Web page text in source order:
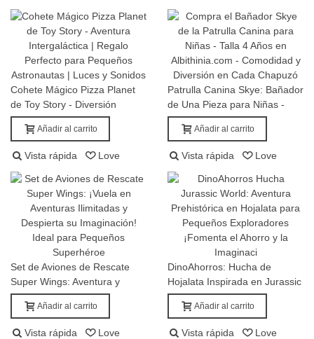
Añadir al carrito
Cohete Mágico Pizza Planet
de Toy Story - Diversión
Intergaláctica
Añadir al carrito
Vista rápida Love
Añadir al carrito
Patrulla Canina Skye: Bañador
de Una Pieza para Niñas -
Talla 4 Años
Añadir al carrito
Vista rápida Love
Añadir al carrito
Set de Aviones de Rescate
Super Wings: Aventura y
Diversión En Cada Vuelo
Añadir al carrito
Vista rápida Love
Añadir al carrito
DinoAhorros: Hucha de
Hojalata Inspirada en Jurassic
World
Añadir al carrito
Vista rápida Love